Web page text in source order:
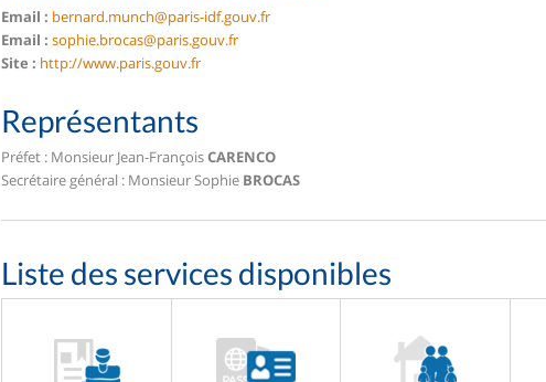
Email : bernard.munch@paris-idf.gouv.fr
Email : sophie.brocas@paris.gouv.fr
Site : http://www.paris.gouv.fr
Représentants
Préfet : Monsieur Jean-FrançoisCARENCO
Secrétaire général : Monsieur Sophie BROCAS
Liste des services disponibles